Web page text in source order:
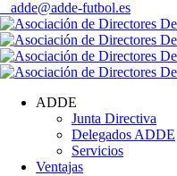
adde@adde-futbol.es
ADDE
Junta Directiva
Delegados ADDE
Servicios
Ventajas